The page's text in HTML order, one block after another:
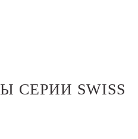
СЕРИИ SWISS